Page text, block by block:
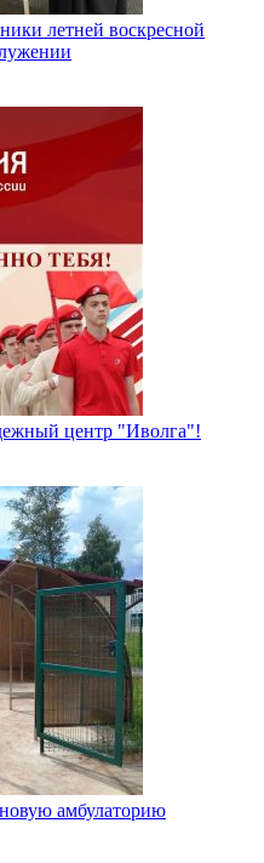
летней воскресной
центр "Иволга"!
амбулаторию